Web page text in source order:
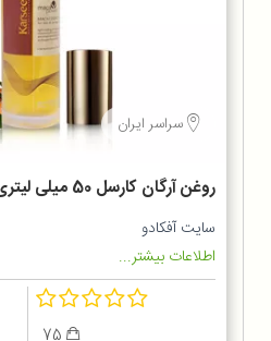
سراسر ایران
روغن آرگان کارسل 50 میلی لیتری
سایت آفکادو
اطلاعات بیشتر...